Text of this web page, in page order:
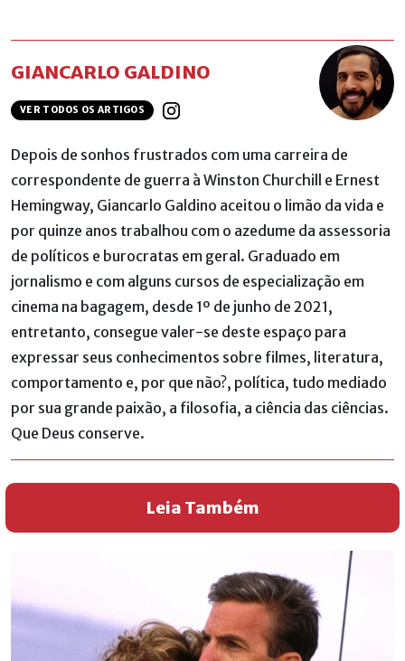
GIANCARLO GALDINO
VER TODOS OS ARTIGOS
Depois de sonhos frustrados com uma carreira de
correspondente de guerra à Winston Churchill e Ernest
Hemingway, Giancarlo Galdino aceitou o limão da vida e
por quinze anos trabalhou com o azedume da assessoria
de políticos e burocratas em geral. Graduado em
jornalismo e com alguns cursos de especialização em
cinema na bagagem, desde 1º de junho de 2021,
entretanto, consegue valer-se deste espaço para
expressar seus conhecimentos sobre filmes, literatura,
comportamento e, por que não?, política, tudo mediado
por sua grande paixão, a filosofia, a ciência das ciências.
Que Deus conserve.
Leia Também